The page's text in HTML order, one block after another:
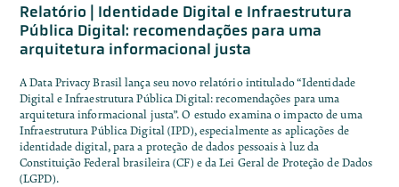
Relatório | Identidade Digital e Infraestrutura
Pública Digital: recomendações para uma
arquitetura informacional justa
A Data Privacy Brasil lança seu novo relatório intitulado “Identidade
Digital e Infraestrutura Pública Digital: recomendações para uma
arquitetura informacional justa”. O estudo examina o impacto de uma
Infraestrutura Pública Digital (IPD), especialmente as aplicações de
identidade digital, para a proteção de dados pessoais à luz da
Constituição Federal brasileira (CF) e da Lei Geral de Proteção de Dados
(LGPD).